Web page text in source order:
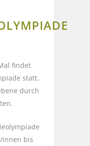
findet
statt.
durch
innen bis